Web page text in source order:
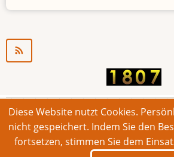
Jugendarbeitslosigkeit
© 2026 Bonner Aufruf. Alle
Footer
Impressum Kontakt Intern
Diese Website nutzt Cookies.
nicht gespeichert. Indem Sie den
fortsetzen, stimmen Sie dem